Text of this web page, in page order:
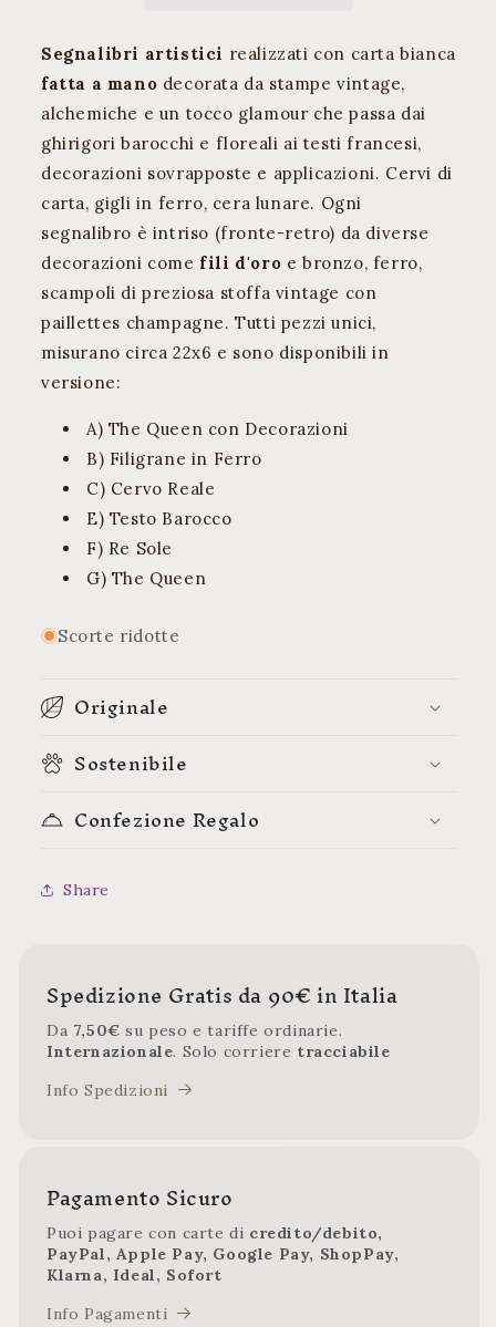
Segnalibri artistici realizzati con carta bianca
fatta a mano decorata da stampe vintage,
alchemiche e un tocco glamour che passa dai
ghirigori barocchi e floreali ai testi francesi,
decorazioni sovrapposte e applicazioni. Cervi di
carta, gigli in ferro, cera lunare. Ogni
segnalibro è intriso (fronte-retro) da diverse
decorazioni come fili d'oro e bronzo, ferro,
scampoli di preziosa stoffa vintage con
paillettes champagne. Tutti pezzi unici,
misurano circa 22x6 e sono disponibili in
versione:
A) The Queen con Decorazioni
B) Filigrane in Ferro
C) Cervo Reale
E) Testo Barocco
F) Re Sole
G) The Queen
Scorte ridotte
Originale
Sostenibile
Confezione Regalo
Share
Spedizione Gratis da 90€ in Italia
Da 7,50€su peso e tariffe ordinarie.
Internazionale. Solo corriere tracciabile
Info Spedizioni
Pagamento Sicuro
Puoi pagare con carte di credito/debito,
PayPal, Apple Pay, Google Pay, ShopPay,
Klarna, Ideal, Sofort
Info Pagamenti